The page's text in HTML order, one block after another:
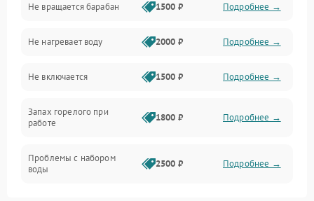
Слив
Программное обеспечение
Не вращается барабан 1500 ₽ Подробнее →
Не нагревает воду 2000 ₽ Подробнее →
Не включается 1500 ₽ Подробнее →
Запах горелого при
работе
1800 ₽ Подробнее →
Проблемы с набором
воды
2500 ₽ Подробнее →